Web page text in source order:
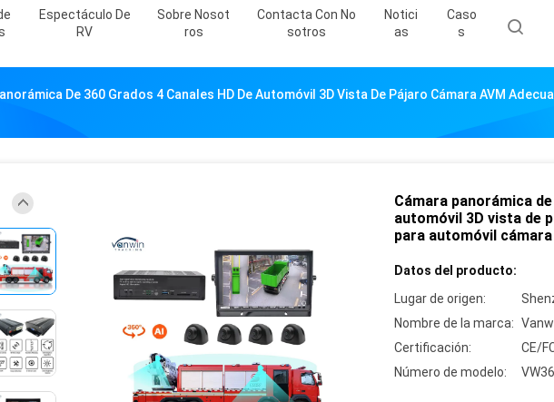
Espectáculo De
RV
Sobre Nosot
Ros
Contacta Con No
Sotros
Notici
As
Caso
S
De 360 Grados 4 Canales HD De Automóvil 3D Vista De Pájaro Cámara AVM
Cámara panorámica
automóvil 3D vista de
para automóvil
Datos del producto:
Lugar de origen:
Nombre de la marca:
Certificación:
CE/
Número de modelo: